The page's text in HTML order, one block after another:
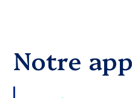
Notre